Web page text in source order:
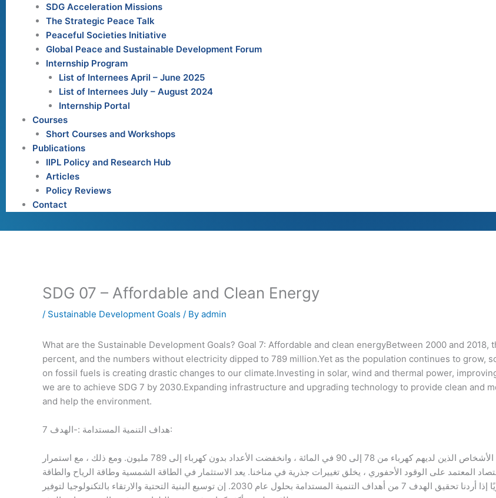
SDG Acceleration Missions
The Strategic Peace Talk
Peaceful Societies Initiative
Global Peace and Sustainable Development Forum
Internship Program
List of Internees April – June 2025
List of Internees July – August 2024
Internship Portal
Courses
Short Courses and Workshops
Publications
IIPL Policy and Research Hub
Articles
Policy Reviews
Contact
SDG 07 – Affordable and Clean Energy
/ Sustainable Development Goals / By admin
What are the Sustainable Development Goals? Goal 7: Affordable and clean energyBetween 2000 and
percent, and the numbers without electricity dipped to 789 million.Yet as the population continues to grow,
on fossil fuels is creating drastic changes to our climate.Investing in solar, wind and thermal power,
we are to achieve SDG 7 by 2030.Expanding infrastructure and upgrading technology to provide clean and
and help the environment.
هداف التنمية المستدامة :-الهدف 7:
طاقة نظيفة وبأسعار معقولة بين عامي 2000 و 2018 ، ارتفع عدد الأشخاص الذين لديهم كهرباء من 78 إلى 90 في المائة ، وانخفضت الأعداد بدون كهرباء إلى 789 مليون. ومع ذلك ، مع استمرار
المعتمد على الوقود الأحفوري ، يخلق تغييرات جذرية في مناخنا. يعد الاستثمار في الطاقة الشمسية وطاقة الرياح والطاقة
الحرارية ، وتحسين إنتاجية الطاقة ، وضمان الطاقة للجميع أمرًا حيويًا إذا أردنا تحقيق الهدف 7 من أهداف التنمية المستدامة بحلول عام 2030. إن توسيع البنية التحتية والارتقاء بالتكنولوجيا لتوفير